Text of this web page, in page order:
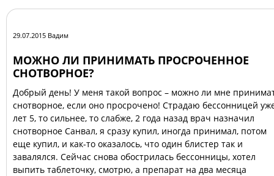
29.07.2015 Вадим
МОЖНО ЛИ ПРИНИМАТЬ ПРОСРОЧЕННОЕ
СНОТВОРНОЕ?
Добрый день! У меня такой вопрос – можно ли мне
снотворное, если оно просрочено! Страдаю бессонницей
лет 5, то сильнее, то слабже, 2 года назад врач назначил
снотворное Санвал, я сразу купил, иногда принимал, потом
еще купил, и как-то оказалось, что один блистер так и
завалялся. Сейчас снова обострилась бессонницы, хотел
выпить таблеточку, смотрю, а препарат на два месяца